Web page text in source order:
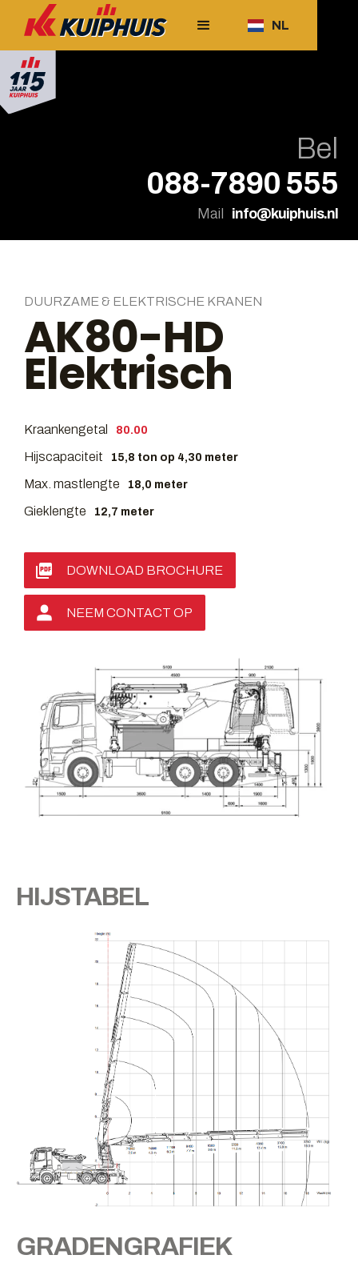
NL
Bel
088-7890 555
Mail info@kuiphuis.nl
DUURZAME & ELEKTRISCHE KRANEN
AK80-HD
Elektrisch
Kraankengetal 80.00
Hijscapaciteit 15,8 ton op 4,30 meter
Max. mastlengte 18,0 meter
Gieklengte 12,7 meter
DOWNLOAD BROCHURE
NEEM CONTACT OP
HIJSTABEL
GRADENGRAFIEK